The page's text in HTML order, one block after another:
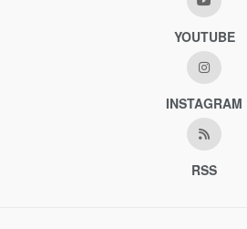
YOUTUBE
INSTAGRAM
RSS